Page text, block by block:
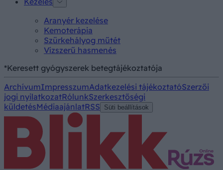
Aranyér kezelése
Kemoterápia
Szürkehályog műtét
Vízszerű hasmenés
*Keresett gyógyszerek betegtájékoztatója
ArchívumImpresszumAdatkezelési tájékoztatóSzerzői
jogi nyilatkozatRólunkSzerkesztőségi
küldetésMédiaajánlatRSS Süti beállítások